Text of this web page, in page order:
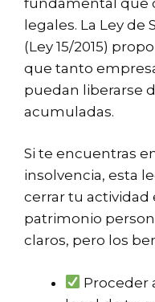
legales. La Ley
(Ley 15/2015)
que tanto
puedan liberarse
acumuladas.
Si te encuentras
insolvencia, esta
cerrar tu
patrimonio
claros, pero los
Proceder